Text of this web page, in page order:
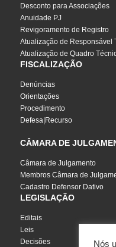
Desconto para Associações
Anuidade PJ
Revigoramento de Registro
Atualização de Responsável
Atualização de Quadro
FISCALIZAÇÃO
Denúncias
Orientações
Procedimento
Defesa|Recurso
CÂMARA DE
Câmara de Julgamento
Membros Câmara de
Cadastro Defensor Dativo
LEGISLAÇÃO
Editais
Leis
Decisões
Nós